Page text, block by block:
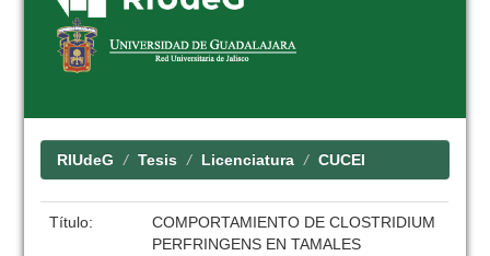
RIUdeG Tesis Licenciatura CUCEI
Título:
COMPORTAMIENTO DE CLOSTRIDIUM
PERFRINGENS EN TAMALES